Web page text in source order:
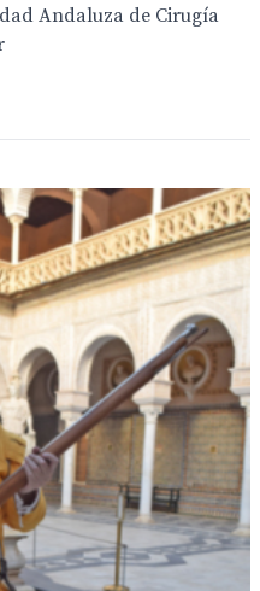
Andaluza de Cirugía